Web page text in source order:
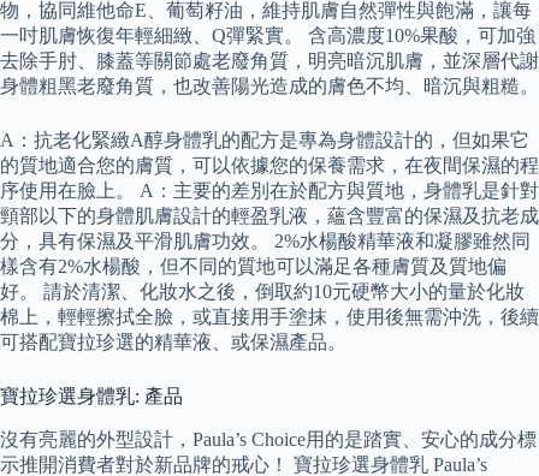
物，協同維他命E、葡萄籽油，維持肌膚自然彈性與飽滿，讓每
一吋肌膚恢復年輕細緻、Q彈緊實。 含高濃度10%果酸，可加強
去除手肘、膝蓋等關節處老廢角質，明亮暗沉肌膚，並深層代謝
身體粗黑老廢角質，也改善陽光造成的膚色不均、暗沉與粗糙。
A：抗老化緊緻A醇身體乳的配方是專為身體設計的，但如果它
的質地適合您的膚質，可以依據您的保養需求，在夜間保濕的程
序使用在臉上。 A：主要的差別在於配方與質地，身體乳是針對
頸部以下的身體肌膚設計的輕盈乳液，蘊含豐富的保濕及抗老成
分，具有保濕及平滑肌膚功效。 2%水楊酸精華液和凝膠雖然同
樣含有2%水楊酸，但不同的質地可以滿足各種膚質及質地偏
好。 請於清潔、化妝水之後，倒取約10元硬幣大小的量於化妝
棉上，輕輕擦拭全臉，或直接用手塗抹，使用後無需沖洗，後續
可搭配寶拉珍選的精華液、或保濕產品。
寶拉珍選身體乳: 產品
沒有亮麗的外型設計，Paula’s Choice用的是踏實、安心的成分標
示推開消費者對於新品牌的戒心！ 寶拉珍選身體乳 Paula’s